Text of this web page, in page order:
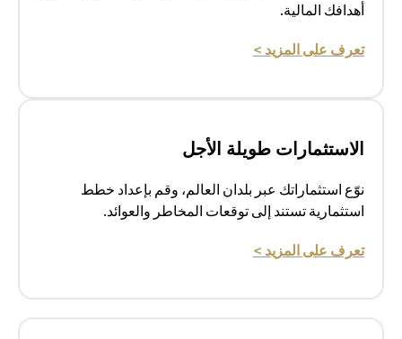
أهدافك المالية.
تعرف على المزيد >
الاستثمارات طويلة الأجل
نوّع استثماراتك عبر بلدان العالم، وقم بإعداد خطط
استثمارية تستند إلى توقعات المخاطر والعوائد.
تعرف على المزيد >